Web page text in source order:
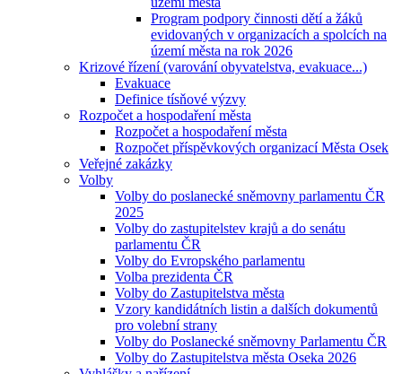
Program podpory činnosti dětí a žáků
evidovaných v organizacích a spolcích na
území města na rok 2026
Krizové řízení (varování obyvatelstva, evakuace...)
Evakuace
Definice tísňové výzvy
Rozpočet a hospodaření města
Rozpočet a hospodaření města
Rozpočet příspěvkových organizací Města Osek
Veřejné zakázky
Volby
Volby do poslanecké sněmovny parlamentu ČR
2025
Volby do zastupitelstev krajů a do senátu
parlamentu ČR
Volby do Evropského parlamentu
Volba prezidenta ČR
Volby do Zastupitelstva města
Vzory kandidátních listin a dalších dokumentů
pro volební strany
Volby do Poslanecké sněmovny Parlamentu ČR
Volby do Zastupitelstva města Oseka 2026